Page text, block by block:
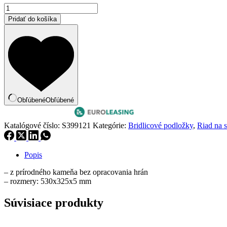
12,40 €.10,54 €.
množstvo
Bridlicová
podložka
GN1/1
úchytmi
53x32
Pridať do košíka
ObľúbenéObľúbené
Katalógové číslo: S399121 Kategórie: Bridlicové podložky, Riad na
Popis
– z prírodného kameňa bez opracovania hrán
– rozmery: 530x325x5 mm
Súvisiace produkty